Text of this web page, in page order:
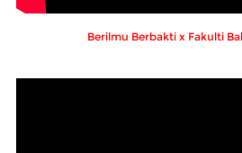
Berilmu Berbakti x Fakulti